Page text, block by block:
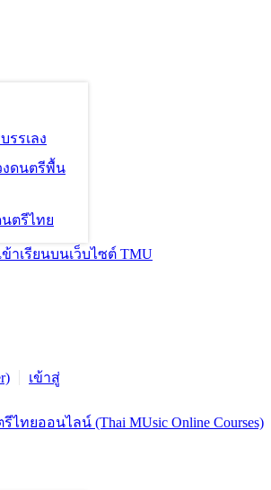
รรเลง
งดนตรีพื้น
ตรีไทย
าเรียนบนเว็บไซต์ TMU
เข้าสู่